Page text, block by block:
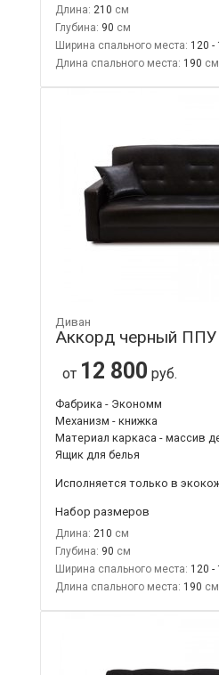
Длина: 210
Глубина: 90
Ширина спального места: 120 -
Длина спального места: 190
Диван
Аккорд черный ППУ
от 12 800 руб.
Фабрика - Экономм
Механизм - книжка
Материал каркаса - массив
Ящик для белья
Исполняется только в
Набор размеров
Длина: 210
Глубина: 90
Ширина спального места: 120 -
Длина спального места: 190